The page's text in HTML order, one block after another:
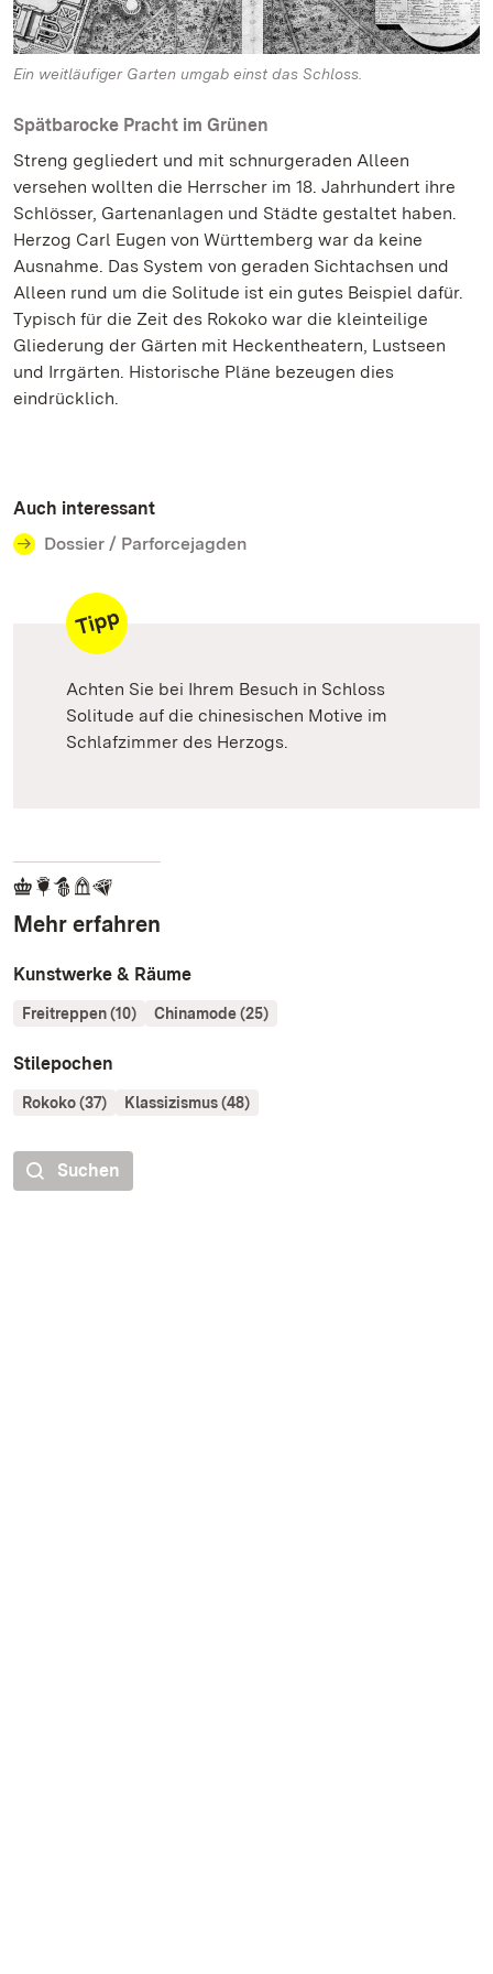
Ein weitläufiger Garten umgab einst das Schloss.
Spätbarocke Pracht im Grünen
Streng gegliedert und mit schnurgeraden Alleen
versehen wollten die Herrscher im 18. Jahrhundert ihre
Schlösser, Gartenanlagen und Städte gestaltet haben.
Herzog Carl Eugen von Württemberg war da keine
Ausnahme. Das System von geraden Sichtachsen und
Alleen rund um die Solitude ist ein gutes Beispiel dafür.
Typisch für die Zeit des Rokoko war die kleinteilige
Gliederung der Gärten mit Heckentheatern, Lustseen
und Irrgärten. Historische Pläne bezeugen dies
eindrücklich.
Auch interessant
Dossier / Parforcejagden
Achten Sie bei Ihrem Besuch in Schloss
Solitude auf die chinesischen Motive im
Schlafzimmer des Herzogs.
Mehr erfahren
Kunstwerke & Räume
Freitreppen (10) Chinamode (25)
Stilepochen
Rokoko (37) Klassizismus (48)
Suchen